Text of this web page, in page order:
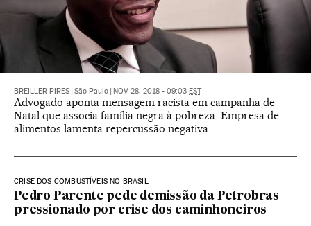
BREILLER PIRES São Paulo NOV 28, 2018 - 09:03 EST
Advogado aponta mensagem racista em campanha de
Natal que associa família negra à pobreza. Empresa de
alimentos lamenta repercussão negativa
CRISE DOS COMBUSTÍVEIS NO BRASIL
Pedro Parente pede demissão da Petrobras
pressionado por crise dos caminhoneiros